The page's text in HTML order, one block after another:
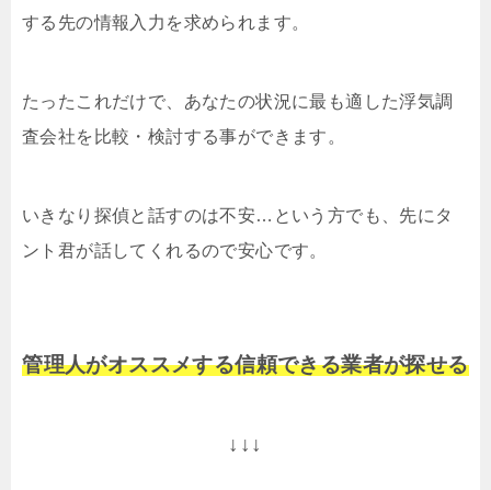
する先の情報入力を求められます。
たったこれだけで、あなたの状況に最も適した浮気調
査会社を比較・検討する事ができます。
いきなり探偵と話すのは不安…という方でも、先にタ
ント君が話してくれるので安心です。
管理人がオススメする信頼できる業者が探せる
↓↓↓